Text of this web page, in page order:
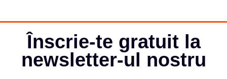
Înscrie-te gratuit la
newsletter-ul nostru